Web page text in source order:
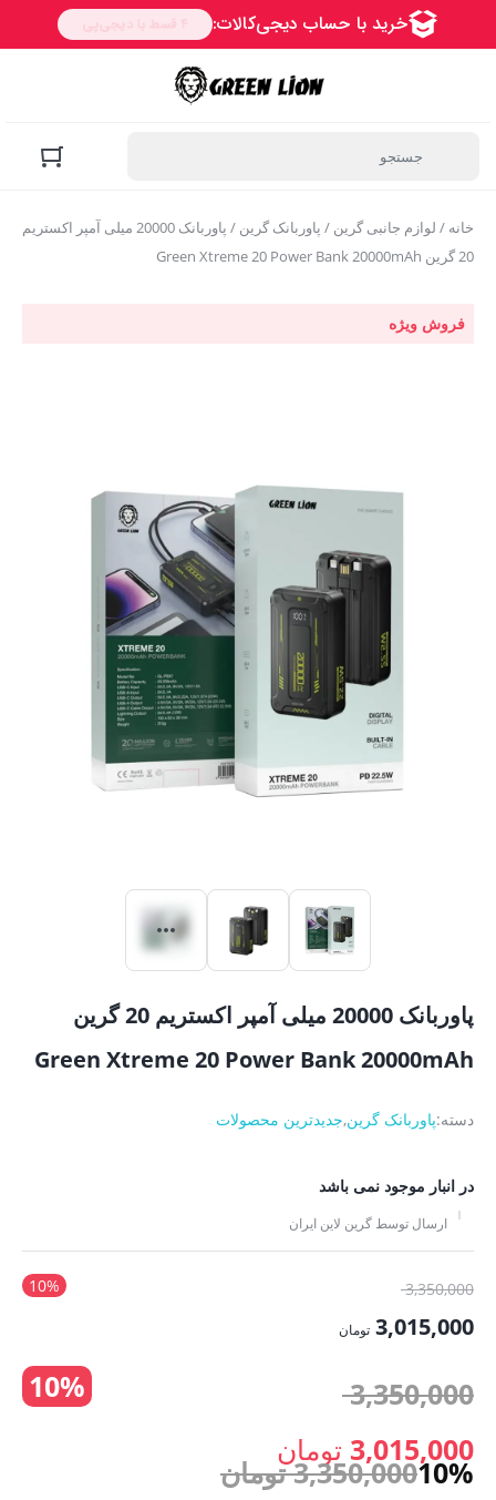
خانه / لوازم جانبی گرین / پاوربانک گرین
/ پاوربانک 20000 میلی آمپر اکستریم
20 گرین Green Xtreme 20 Power Bank 20000mAh
فروش ویژه
پاوربانک 20000 میلی آمپر اکستریم 20 گرین
Green Xtreme 20 Power Bank 20000mAh
دسته:پاوربانک گرین,جدیدترین محصولات
در انبار موجود نمی باشد
ارسال توسط گرین لاین ایران
10% 3,350,000قیمت
اصلی:
بود.
3,015,000 تومان
فعلی:
10% 3,350,000
اصلی: 3,015,000 تومان
10%
3,350,000 تومان